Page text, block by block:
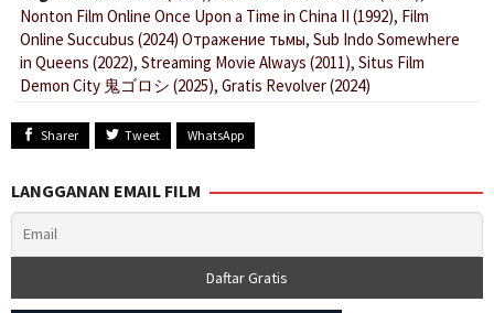
Nonton Film Online Once Upon a Time in China II (1992), Film
Online Succubus (2024) Отражение тьмы, Sub Indo Somewhere
in Queens (2022), Streaming Movie Always (2011), Situs Film
Demon City 鬼ゴロシ (2025), Gratis Revolver (2024)
Sharer Tweet WhatsApp
LANGGANAN EMAIL FILM